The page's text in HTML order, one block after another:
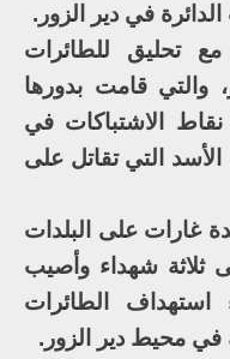
في دير الزور.
تحليق للطائرات
والتي قامت بدورها
الاشتباكات في
التي تقاتل على
غارات على البلدات
ثلاثة شهداء وأصيب
استهداف الطائرات
في محيط دير الزور.